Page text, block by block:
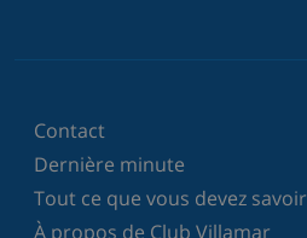
Contact
Dernière minute
Tout ce que vous devez savoir
À propos de Club Villamar